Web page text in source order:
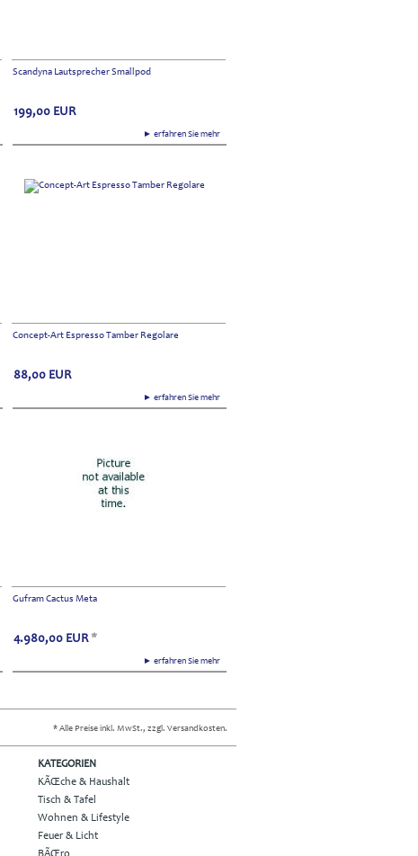
Scandyna Lautsprecher Smallpod
► erfahren Sie mehr
199,00 EUR
Concept-Art Espresso Tamber Regolare
► erfahren Sie mehr
88,00 EUR
Gufram Cactus Meta
► erfahren Sie mehr
4.980,00 EUR *
* Alle Preise inkl. MwSt., zzgl. Versandkosten.
KATEGORIEN
KÃŒche & Haushalt
Tisch & Tafel
Wohnen & Lifestyle
Feuer & Licht